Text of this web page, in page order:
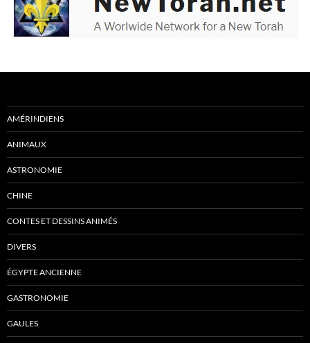
AMÉRINDIENS
ANIMAUX
ASTRONOMIE
CHINE
CONTES ET DESSINS ANIMÉS
DIVERS
ÉGYPTE ANCIENNE
GASTRONOMIE
GAULES